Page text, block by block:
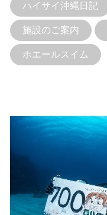
ハイサイ沖縄日記
施設のご案内
ホエールスイム